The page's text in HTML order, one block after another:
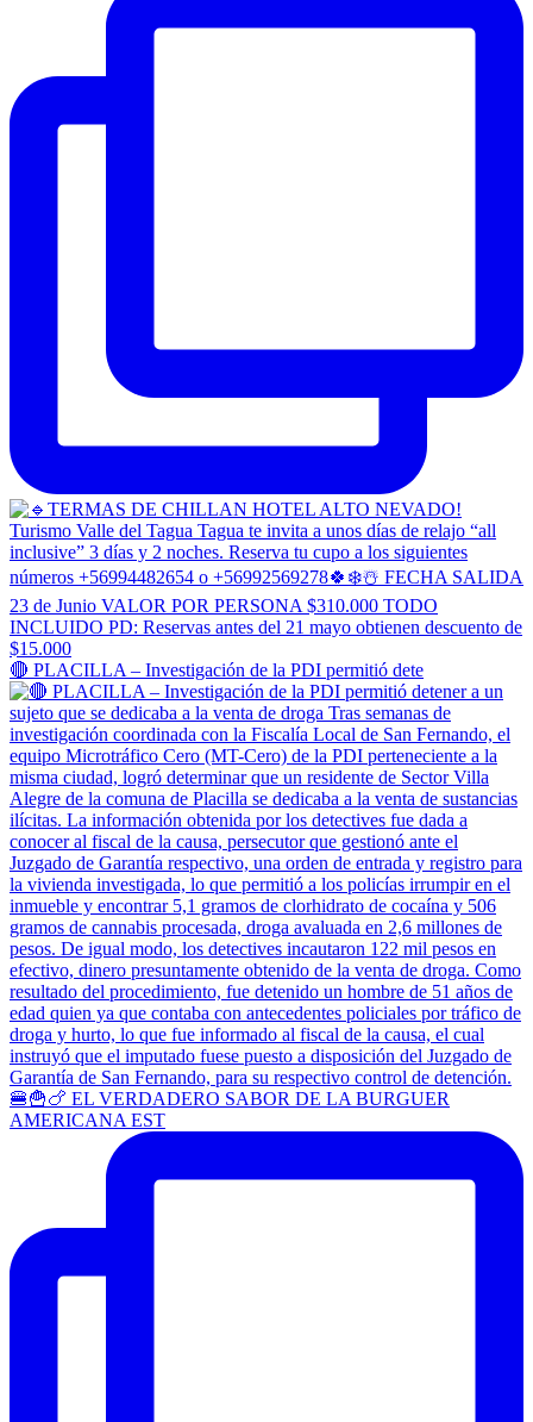
🔴 PLACILLA – Investigación de la PDI permitió dete
🍔🍟🍗 EL VERDADERO SABOR DE LA BURGUER
AMERICANA EST